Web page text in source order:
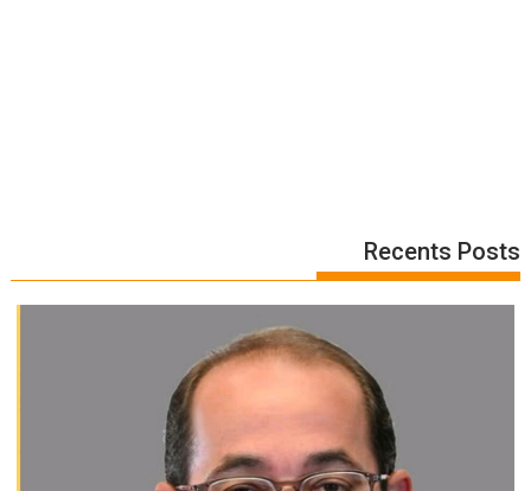
Recents Posts